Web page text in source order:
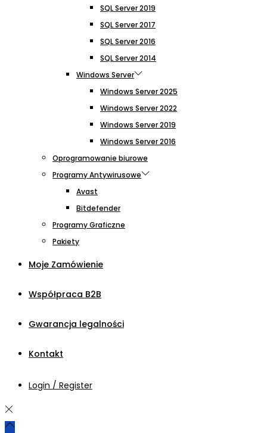
SQL Server 2019
SQL Server 2017
SQL Server 2016
SQL Server 2014
Windows Server
Windows Server 2025
Windows Server 2022
Windows Server 2019
Windows Server 2016
Oprogramowanie biurowe
Programy Antywirusowe
Avast
Bitdefender
Programy Graficzne
Pakiety
Moje Zamówienie
Współpraca B2B
Gwarancja legalności
Kontakt
Login / Register